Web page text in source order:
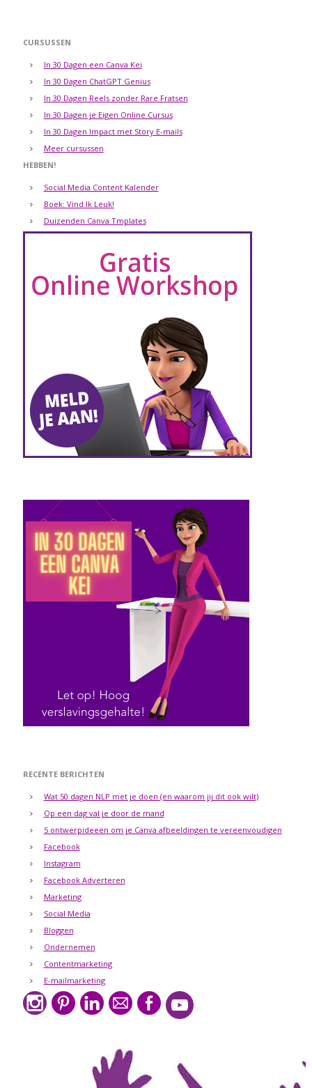
CURSUSSEN
In 30 Dagen een Canva Kei
In 30 Dagen ChatGPT Genius
In 30 Dagen Reels zonder Rare Fratsen
In 30 Dagen je Eigen Online Cursus
In 30 Dagen Impact met Story E-mails
Meer cursussen
HEBBEN!
Social Media Content Kalender
Boek: Vind Ik Leuk!
Duizenden Canva Tmplates
RECENTE BERICHTEN
Wat 50 dagen NLP met je doen (en waarom jij dit ook wilt)
Op een dag val je door de mand
5 ontwerpideeën om je Canva afbeeldingen te vereenvoudigen
Facebook
Instagram
Facebook Adverteren
Marketing
Social Media
Bloggen
Ondernemen
Contentmarketing
E-mailmarketing